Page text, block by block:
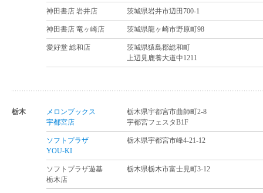
神田書店 岩井店 茨城県岩井市辺田700-1
神田書店 竜ヶ崎店 茨城県龍ヶ崎市野原町98
愛好堂 総和店
茨城県猿島郡総和町
上辺見鹿養大道中1211
栃木
メロンブックス
宇都宮店
栃木県宇都宮市曲師町2-8
宇都宮フェスタB1F
ソフトプラザ
YOU-KI
栃木県宇都宮市峰4-21-12
ソフトプラザ遊基
栃木店
栃木県栃木市富士見町3-12